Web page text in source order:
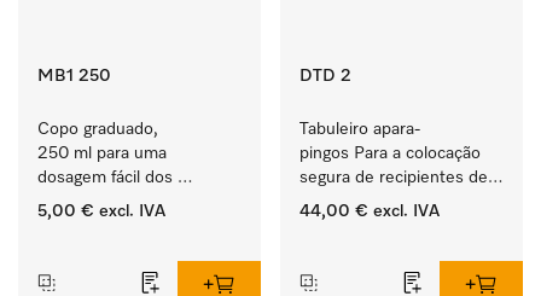
MB1 250
Copo graduado,
250 ml para uma
dosagem fácil dos
produtos ProCare.
5,00 € excl. IVA
DTD 2
Tabuleiro apara-
pingos Para a colocação
segura de recipientes de
produtos ProCare.
44,00 € excl. IVA